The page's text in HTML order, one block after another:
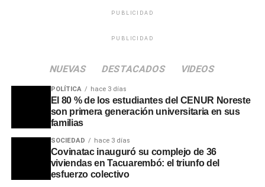
PUBLICIDAD
PUBLICIDAD
NUEVAS DESTACADOS VIDEOS
POLÍTICA hace 3 días
El 80 % de los estudiantes del CENUR Noreste
son primera generación universitaria en sus
familias
SOCIEDAD hace 3 días
Covinatac inauguró su complejo de 36
viviendas en Tacuarembó: el triunfo del
esfuerzo colectivo